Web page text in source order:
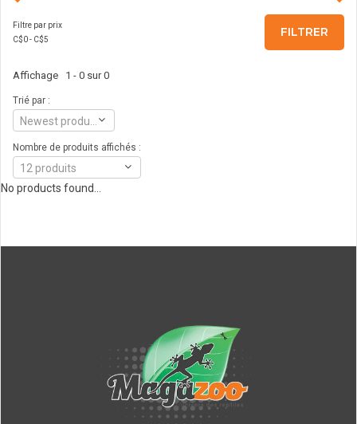
Filtre par prix
C$0- C$5
FILTRER
Affichage 1 - 0 sur 0
Trié par :
Nombre de produits affichés :
12 produits
No products found...